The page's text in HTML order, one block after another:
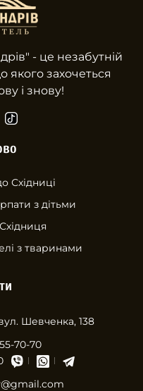
Шевченка, 138
70-70
- це незабутній
якого захочеться
і знову!
Східниці
з дітьми
з тваринами